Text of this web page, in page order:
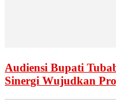
Audiensi Bupati
Sinergi Wujudkan